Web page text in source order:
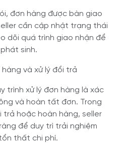
đơn hàng được bàn giao
cần cập nhật trạng thái
dõi quá trình giao nhận để
sinh.
và xử lý đổi trả
trình xử lý đơn hàng là xác
và hoàn tất đơn. Trong
hoặc hoàn hàng, seller
để duy trì trải nghiệm
thất chi phí.